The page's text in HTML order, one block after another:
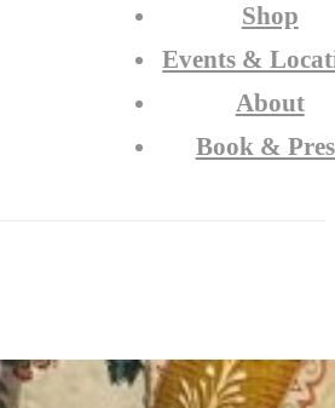
Shop
Events &
About
Book &